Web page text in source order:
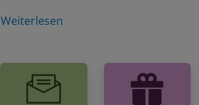
Weiterlesen